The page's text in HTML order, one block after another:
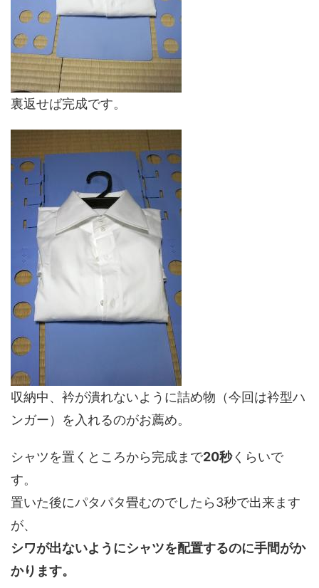
裏返せば完成です。
収納中、衿が潰れないように詰め物（今回は衿型ハ
ンガー）を入れるのがお薦め。
シャツを置くところから完成まで20秒くらいで
す。
置いた後にパタパタ畳むのでしたら3秒で出来ます
が、
シワが出ないようにシャツを配置するのに手間がか
かります。